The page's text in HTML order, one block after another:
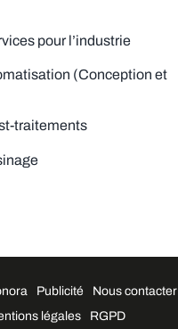
pour l’industrie
(Conception et
traitements
Publicité
Nous contacter
légales
RGPD